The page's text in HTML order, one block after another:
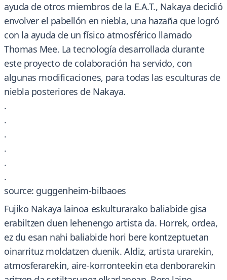
ayuda de otros miembros de la E.A.T., Nakaya decidió
envolver el pabellón en niebla, una hazaña que logró
con la ayuda de un físico atmosférico llamado
Thomas Mee. La tecnología desarrollada durante
este proyecto de colaboración ha servido, con
algunas modificaciones, para todas las esculturas de
niebla posteriores de Nakaya.
.
.
.
.
.
.
source: guggenheim-bilbaoes
Fujiko Nakaya lainoa eskulturarako baliabide gisa
erabiltzen duen lehenengo artista da. Horrek, ordea,
ez du esan nahi baliabide hori bere kontzeptuetan
oinarrituz moldatzen duenik. Aldiz, artista urarekin,
atmosferarekin, aire-korronteekin eta denborarekin